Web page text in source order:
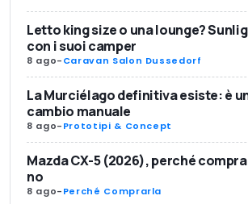
Letto king size o una lounge?
con i suoi camper
8 ago-Caravan Salon Dussedorf
La Murciélago definitiva esiste: è
cambio manuale
8 ago-Prototipi & Concept
Mazda CX-5 (2026), perché
no
8 ago-Perché Comprarla